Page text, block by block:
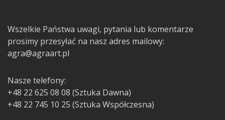
Wszelkie Państwa uwagi, pytania lub komentarze
prosimy przesyłać na nasz adres mailowy:
agra@agraart.pl
Nasze telefony:
+48 22 625 08 08 (Sztuka Dawna)
+48 22 745 10 25 (Sztuka Współczesna)